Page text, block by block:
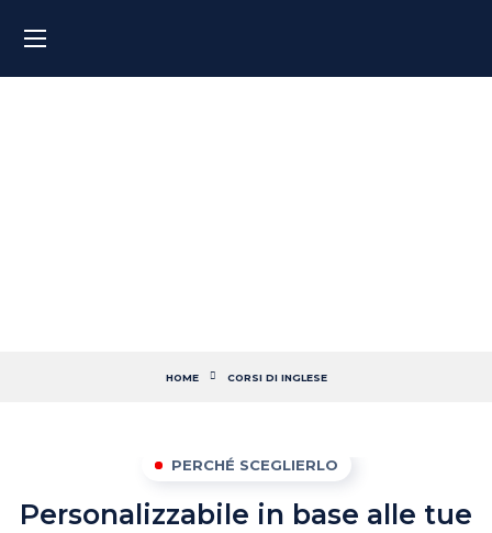
HOME CORSI DI INGLESE
PERCHÉ SCEGLIERLO
Personalizzabile in base alle tue